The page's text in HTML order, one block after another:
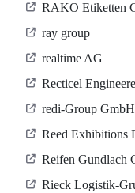
RAKO Etiketten
ray group
realtime AG
Recticel
redi-Group GmbH
Reed Exhibitions
Reifen Gundlach
Rieck Logistik-